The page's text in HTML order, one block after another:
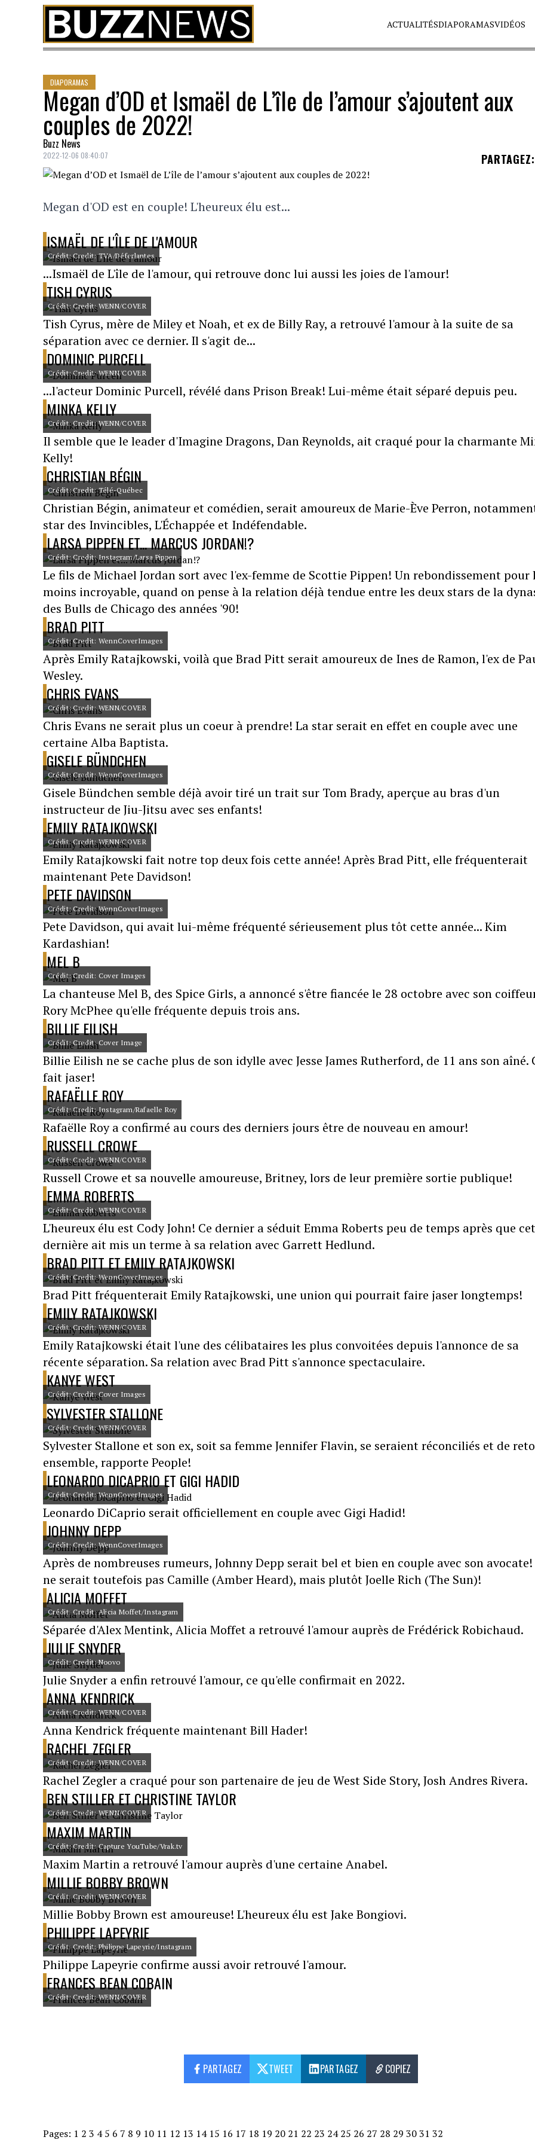
Skip to content
ACTUALITÉSDIAPORAMASVIDÉOS
DIAPORAMAS
Megan d’OD et Ismaël de L’île de l’amour s’ajoutent aux
couples de 2022!
Buzz News
2022-12-06 08:40:07 PARTAGEZ:
Megan d'OD est en couple! L'heureux élu est...
ISMAËL DE L'ÎLE DE L'AMOUR
Crédit: Credit: TVA/Déferlantes
...Ismaël de L'île de l'amour, qui retrouve donc lui aussi les joies de l'amour!
TISH CYRUS
Crédit: Credit: WENN/COVER
Tish Cyrus, mère de Miley et Noah, et ex de Billy Ray, a retrouvé l'amour à la suite de sa
séparation avec ce dernier. Il s'agit de...
DOMINIC PURCELL
Crédit: Credit: WENN/COVER
...l'acteur Dominic Purcell, révélé dans Prison Break! Lui-même était séparé depuis peu.
MINKA KELLY
Crédit: Credit: WENN/COVER
Il semble que le leader d'Imagine Dragons, Dan Reynolds, ait craqué pour la charmante
Kelly!
CHRISTIAN BÉGIN
Crédit: Credit: Télé-Québec
Christian Bégin, animateur et comédien, serait amoureux de Marie-Ève Perron,
star des Invincibles, L'Échappée et Indéfendable.
LARSA PIPPEN ET... MARCUS JORDAN!?
Crédit: Credit: Instagram/Larsa Pippen
Le fils de Michael Jordan sort avec l'ex-femme de Scottie Pippen! Un rebondissement pour
moins incroyable, quand on pense à la relation déjà tendue entre les deux stars de la
des Bulls de Chicago des années '90!
BRAD PITT
Crédit: Credit: WennCoverImages
Après Emily Ratajkowski, voilà que Brad Pitt serait amoureux de Ines de Ramon, l'ex de
Wesley.
CHRIS EVANS
Crédit: Credit: WENN/COVER
Chris Evans ne serait plus un coeur à prendre! La star serait en effet en couple avec une
certaine Alba Baptista.
GISELE BÜNDCHEN
Crédit: Credit: WennCoverImages
Gisele Bündchen semble déjà avoir tiré un trait sur Tom Brady, aperçue au bras d'un
instructeur de Jiu-Jitsu avec ses enfants!
EMILY RATAJKOWSKI
Crédit: Credit: WENN/COVER
Emily Ratajkowski fait notre top deux fois cette année! Après Brad Pitt, elle fréquenterait
maintenant Pete Davidson!
PETE DAVIDSON
Crédit: Credit: WennCoverImages
Pete Davidson, qui avait lui-même fréquenté sérieusement plus tôt cette année... Kim
Kardashian!
MEL B
Crédit: Credit: Cover Images
La chanteuse Mel B, des Spice Girls, a annoncé s'être fiancée le 28 octobre avec son
Rory McPhee qu'elle fréquente depuis trois ans.
BILLIE EILISH
Crédit: Credit: Cover Image
Billie Eilish ne se cache plus de son idylle avec Jesse James Rutherford, de 11 ans son aîné.
fait jaser!
RAFAËLLE ROY
Crédit: Credit: Instagram/Rafaelle Roy
Rafaëlle Roy a confirmé au cours des derniers jours être de nouveau en amour!
RUSSELL CROWE
Crédit: Credit: WENN/COVER
Russell Crowe et sa nouvelle amoureuse, Britney, lors de leur première sortie publique!
EMMA ROBERTS
Crédit: Credit: WENN/COVER
L'heureux élu est Cody John! Ce dernier a séduit Emma Roberts peu de temps après que
dernière ait mis un terme à sa relation avec Garrett Hedlund.
BRAD PITT ET EMILY RATAJKOWSKI
Crédit: Credit: WennCoverImages
Brad Pitt fréquenterait Emily Ratajkowski, une union qui pourrait faire jaser longtemps!
EMILY RATAJKOWSKI
Crédit: Credit: WENN/COVER
Emily Ratajkowski était l'une des célibataires les plus convoitées depuis l'annonce de sa
récente séparation. Sa relation avec Brad Pitt s'annonce spectaculaire.
KANYE WEST
Crédit: Credit: Cover Images
SYLVESTER STALLONE
Crédit: Credit: WENN/COVER
Sylvester Stallone et son ex, soit sa femme Jennifer Flavin, se seraient réconciliés et de
ensemble, rapporte People!
LEONARDO DICAPRIO ET GIGI HADID
Crédit: Credit: WennCoverImages
Leonardo DiCaprio serait officiellement en couple avec Gigi Hadid!
JOHNNY DEPP
Crédit: Credit: WennCoverImages
Après de nombreuses rumeurs, Johnny Depp serait bel et bien en couple avec son avocate!
ne serait toutefois pas Camille (Amber Heard), mais plutôt Joelle Rich (The Sun)!
ALICIA MOFFET
Crédit: Credit: Alicia Moffet/Instagram
Séparée d'Alex Mentink, Alicia Moffet a retrouvé l'amour auprès de Frédérick Robichaud.
JULIE SNYDER
Crédit: Credit: Noovo
Julie Snyder a enfin retrouvé l'amour, ce qu'elle confirmait en 2022.
ANNA KENDRICK
Crédit: Credit: WENN/COVER
Anna Kendrick fréquente maintenant Bill Hader!
RACHEL ZEGLER
Crédit: Credit: WENN/COVER
Rachel Zegler a craqué pour son partenaire de jeu de West Side Story, Josh Andres Rivera.
BEN STILLER ET CHRISTINE TAYLOR
Crédit: Credit: WENN/COVER
MAXIM MARTIN
Crédit: Credit: Capture YouTube/Vrak.tv
Maxim Martin a retrouvé l'amour auprès d'une certaine Anabel.
MILLIE BOBBY BROWN
Crédit: Credit: WENN/COVER
Millie Bobby Brown est amoureuse! L'heureux élu est Jake Bongiovi.
PHILIPPE LAPEYRIE
Crédit: Credit: Philippe Lapeyrie/Instagram
Philippe Lapeyrie confirme aussi avoir retrouvé l'amour.
FRANCES BEAN COBAIN
Crédit: Credit: WENN/COVER
PARTAGEZ TWEET PARTAGEZ COPIEZ
Pages: 1 2 3 4 5 6 7 8 9 10 11 12 13 14 15 16 17 18 19 20 21 22 23 24 25 26 27 28 29 3031 32